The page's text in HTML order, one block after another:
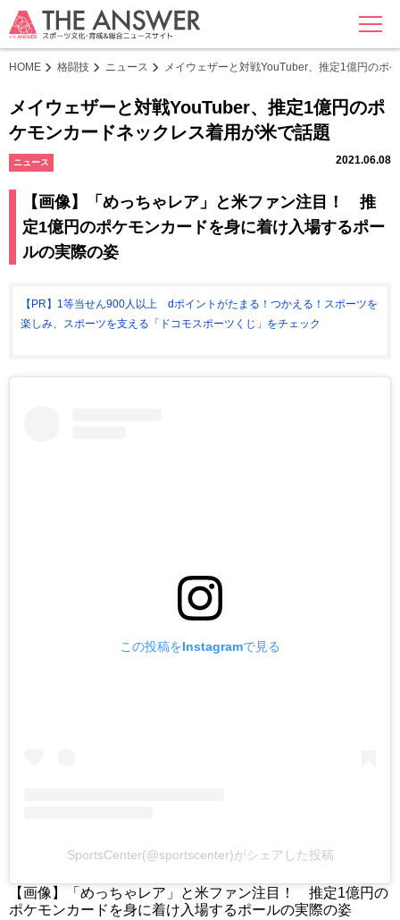
MENU
HOME 格闘技 ニュース メイウェザーと対戦YouTuber、推定1億円のポ
メイウェザーと対戦YouTuber、推定1億円のポ
ケモンカードネックレス着用が米で話題
ニュース 2021.06.08
【画像】「めっちゃレア」と米ファン注目！ 推
定1億円のポケモンカードを身に着け入場するポー
ルの実際の姿
【PR】1等当せん900人以上 dポイントがたまる！つかえる！スポーツを
楽しみ、スポーツを支える「ドコモスポーツくじ」をチェック
この投稿をInstagramで見る
SportsCenter(@sportscenter)がシェアした投稿
【画像】「めっちゃレア」と米ファン注目！ 推定1億円の
ポケモンカードを身に着け入場するポールの実際の姿